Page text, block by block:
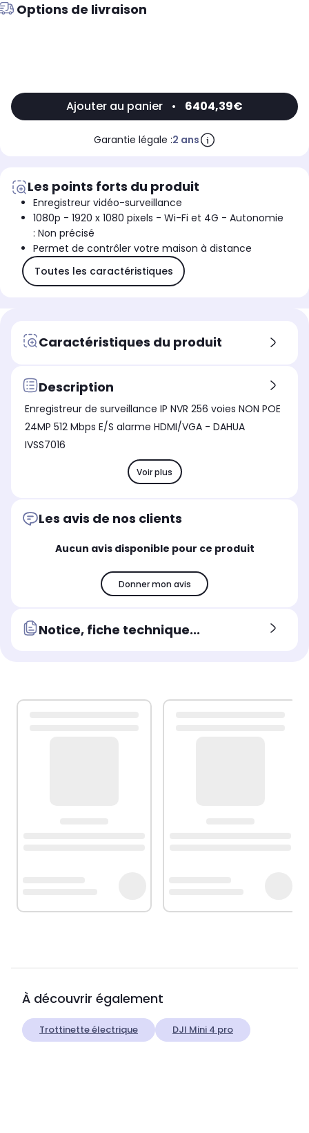
Options de livraison
Ajouter au panier • 6404,39€
Garantie légale :2 ans
Les points forts du produit
Enregistreur vidéo-surveillance
1080p - 1920 x 1080 pixels - Wi-Fi et 4G - Autonomie
: Non précisé
Permet de contrôler votre maison à distance
Toutes les caractéristiques
Caractéristiques du produit
Description
Enregistreur de surveillance IP NVR 256 voies NON POE
24MP 512 Mbps E/S alarme HDMI/VGA - DAHUA
IVSS7016
Voir plus
Les avis de nos clients
Aucun avis disponible pour ce produit
Donner mon avis
Notice, fiche technique...
À découvrir également
Trottinette électrique DJI Mini 4 pro